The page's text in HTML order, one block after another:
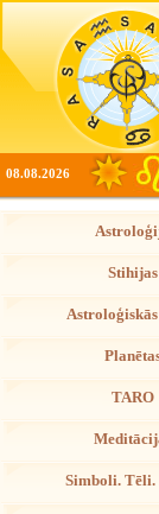
08.08.2026
Stihijas
Astroloģiskās
TARO
Simboli. Tēli.